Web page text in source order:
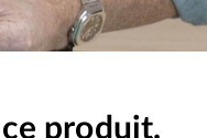
produit.